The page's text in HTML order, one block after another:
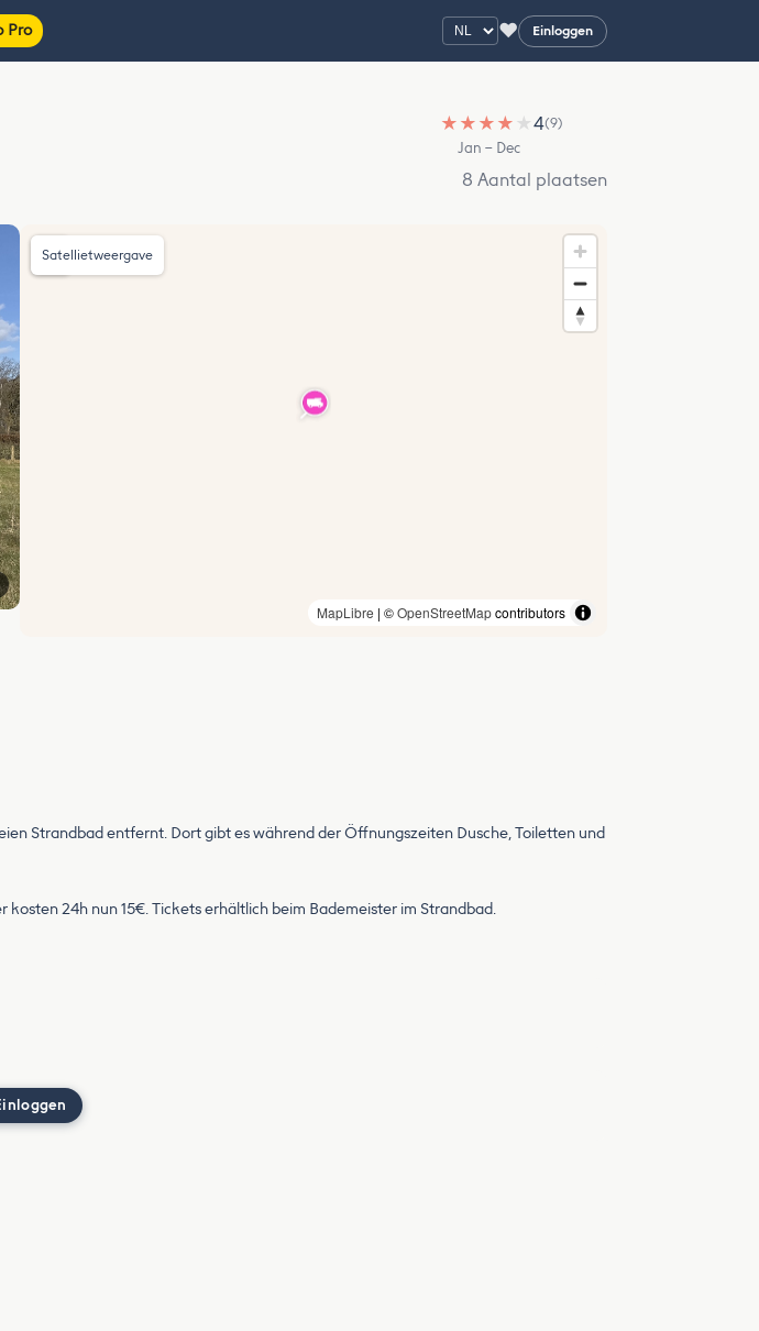
Pro ♥ Einloggen
★ ★ ★ ★ ★4(9)
Jan – Dec
8 Aantal plaatsen
MapLibre | ©OpenStreetMapcontributors
Satellietweergave
Strandbad entfernt. Dort gibt es während der Öffnungszeiten Dusche, Toiletten und
24h nun 15€. Tickets erhältlich beim Bademeister im Strandbad.